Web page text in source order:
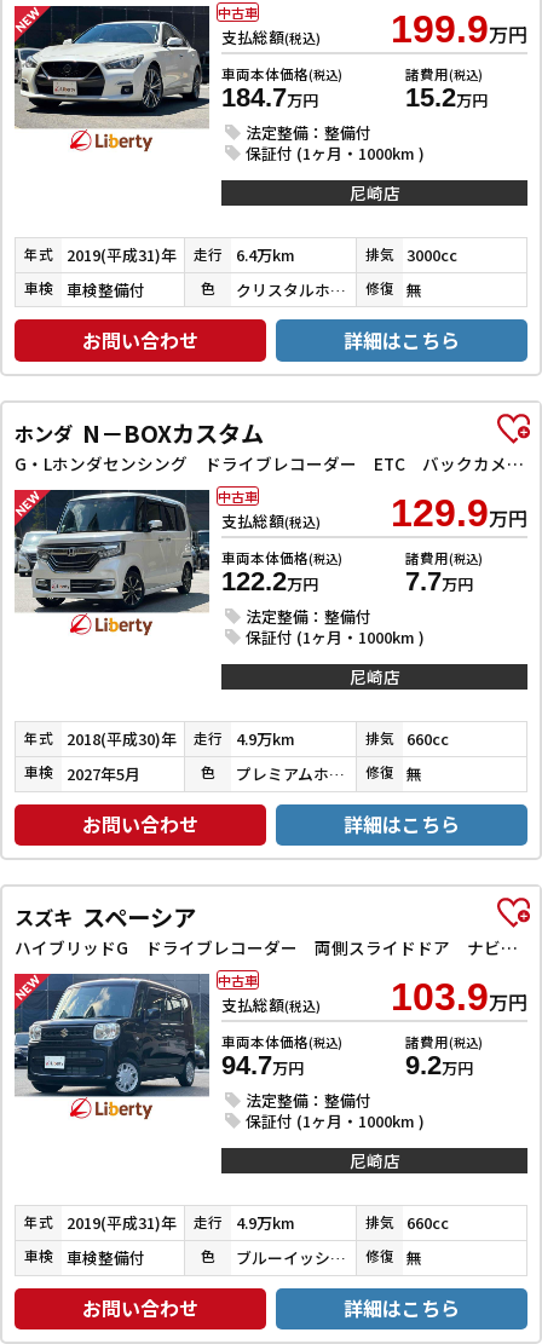
支払総額(税込) 199.9万円
車両本体価格(税込)
184.7万円
諸費用(税込)
15.2万円
法定整備：整備付
保証付 (1ヶ月・1000km )
中古車
尼崎店
年式 2019(平成31)年 走行 6.4万km 排気 3000cc
車検 車検整備付 色 クリスタルホワイトパール３コートパール 修復 無
お問い合わせ 詳細はこちら
ホンダ N－BOXカスタム
G・Lホンダセンシング ドライブレコーダー ETC バックカメラ 両側スライド・片側電動 ナビ TV クリアランスソナー オートクルーズコントロール レーンアシスト 衝突被害軽減システム オートライト スマートキー
支払総額(税込) 129.9万円
車両本体価格(税込)
122.2万円
諸費用(税込)
7.7万円
法定整備：整備付
保証付 (1ヶ月・1000km )
中古車
尼崎店
年式 2018(平成30)年 走行 4.9万km 排気 660cc
車検 2027年5月 色 プレミアムホワイトパールⅡ 修復 無
お問い合わせ 詳細はこちら
スズキ スペーシア
ハイブリッドG ドライブレコーダー 両側スライドドア ナビ TV オートライト スマートキー アイドリングストップ 電動格納ミラー ベンチシート CVT ABS ESC CD エアコン パワーウィンドウ
支払総額(税込) 103.9万円
車両本体価格(税込)
94.7万円
諸費用(税込)
9.2万円
法定整備：整備付
保証付 (1ヶ月・1000km )
中古車
尼崎店
年式 2019(平成31)年 走行 4.9万km 排気 660cc
車検 車検整備付 色 ブルーイッシュブラックパール３ 修復 無
お問い合わせ 詳細はこちら